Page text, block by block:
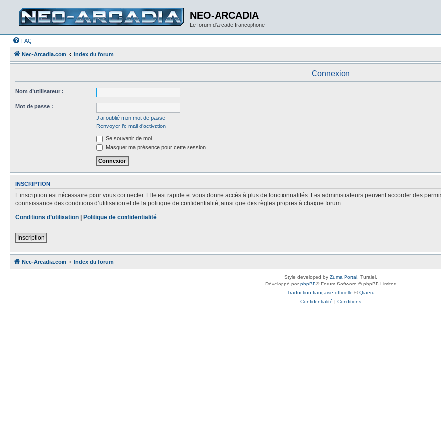
NEO-ARCADIA
Le forum d'arcade francophone
FAQ
Neo-Arcadia.com Index du forum
Connexion
Nom d’utilisateur :
Mot de passe :
J’ai oublié mon mot de passe
Renvoyer l’e-mail d’activation
Se souvenir de moi
Masquer ma présence pour cette session
INSCRIPTION
L’inscription est nécessaire pour vous connecter. Elle est rapide et vous donne accès à plus de fonctionnalités. Les administrateurs peuvent accorder des
connaissance des conditions d’utilisation et de la politique de confidentialité, ainsi que des règles propres à chaque forum.
Conditions d’utilisation | Politique de confidentialité
Inscription
Neo-Arcadia.com Index du forum
Style developed by Zuma Portal , Turaiel,
Développé parphpBB® Forum Software © phpBB Limited
Traduction française officielle ©Qiaeru
Confidentialité | Conditions